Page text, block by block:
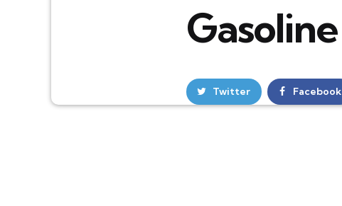
Gasoline
Twitter Facebook